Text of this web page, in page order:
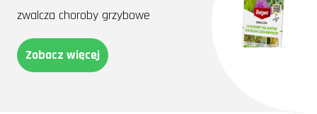
zwalcza choroby grzybowe
Zobacz więcej